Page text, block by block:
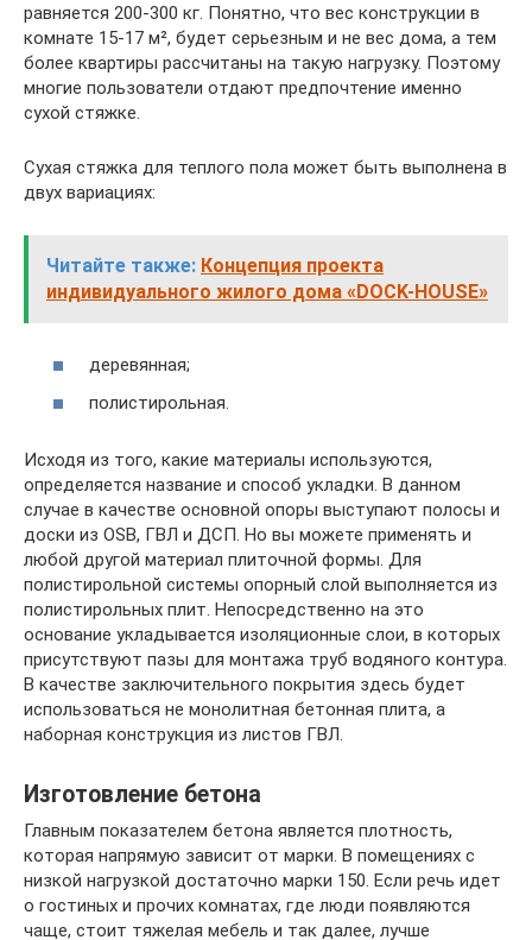
равняется 200-300 кг. Понятно, что вес конструкции в
комнате 15-17 м², будет серьезным и не вес дома, а тем
более квартиры рассчитаны на такую нагрузку. Поэтому
многие пользователи отдают предпочтение именно
сухой стяжке.
Сухая стяжка для теплого пола может быть выполнена в
двух вариациях:
Читайте также: Концепция проекта
индивидуального жилого дома «DOCK-HOUSE»
деревянная;
полистирольная.
Исходя из того, какие материалы используются,
определяется название и способ укладки. В данном
случае в качестве основной опоры выступают полосы и
доски из ОSB, ГВЛ и ДСП. Но вы можете применять и
любой другой материал плиточной формы. Для
полистирольной системы опорный слой выполняется из
полистирольных плит. Непосредственно на это
основание укладывается изоляционные слои, в которых
присутствуют пазы для монтажа труб водяного контура.
В качестве заключительного покрытия здесь будет
использоваться не монолитная бетонная плита, а
наборная конструкция из листов ГВЛ.
Изготовление бетона
Главным показателем бетона является плотность,
которая напрямую зависит от марки. В помещениях с
низкой нагрузкой достаточно марки 150. Если речь идет
о гостиных и прочих комнатах, где люди появляются
чаще, стоит тяжелая мебель и так далее, лучше